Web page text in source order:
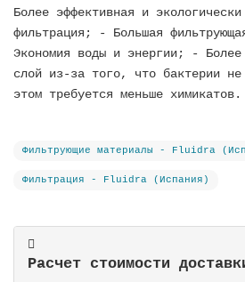
Более эффективная и экологически
фильтрация; - Большая
Экономия воды и энергии; - Более
слой из-за того, что бактерии не
этом требуется меньше химикатов.
Фильтрующие материалы - Fluidra
Фильтрация - Fluidra (Испания)
Расчет стоимости